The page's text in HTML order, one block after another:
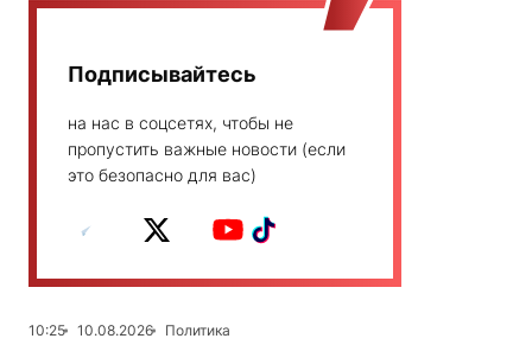
Подписывайтесь
на нас в соцсетях, чтобы не
пропустить важные новости (если
это безопасно для вас)
10:25 10.08.2026
Политика